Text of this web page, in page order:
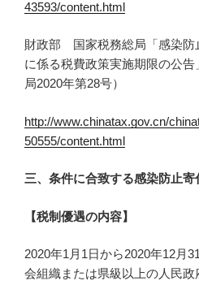
43593/content.html
財政部 国家税務総局「感染防
に係る税費政策実施期限の公
局2020年第28号）
http://www.chinatax.gov.cn/
50555/content.html
三、条件に合致する感染防止
【税制優遇の内容】
2020年1月1日から2020年12月
会組織または県級以上の人民